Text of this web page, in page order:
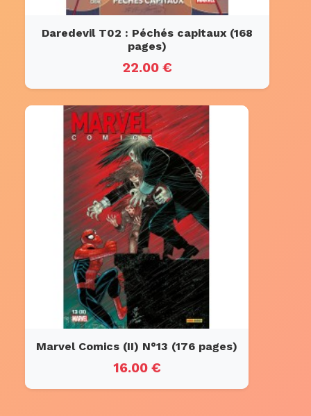
Daredevil T02 : Péchés capitaux (168
pages)
22.00 €
Marvel Comics (II) N°13 (176 pages)
16.00 €